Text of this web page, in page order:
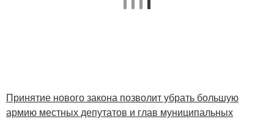
Принятие нового закона позволит убрать большую
армию местных депутатов и глав муниципальных